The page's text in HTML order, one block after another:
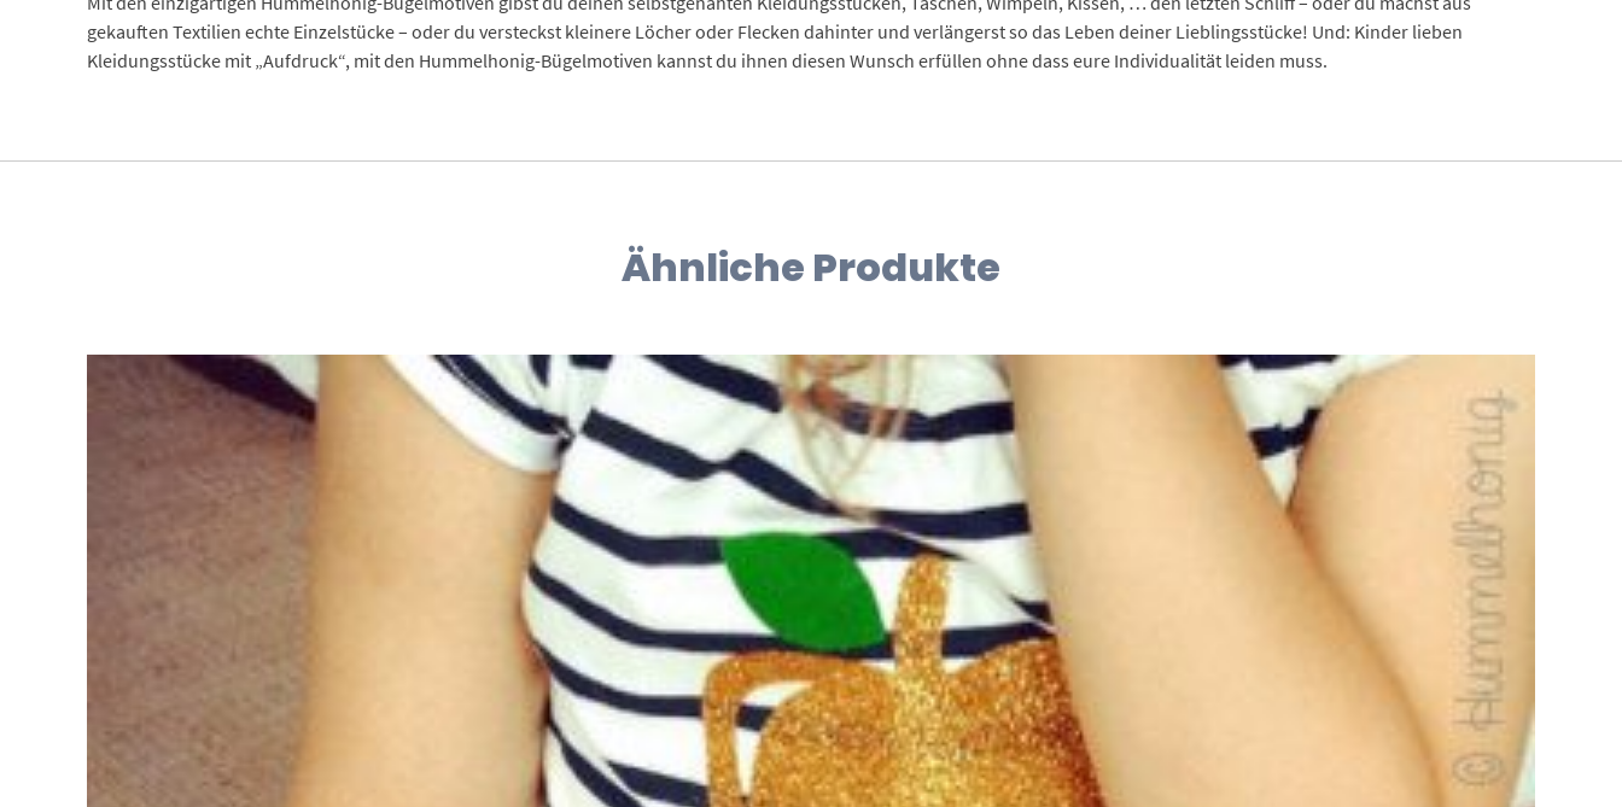
gekauften Textilien echte Einzelstücke – oder du versteckst kleinere Löcher oder Flecken dahinter und verlängerst so das Leben deiner Lieblingsstücke! Und: Kinder lieben
Kleidungsstücke mit „Aufdruck“, mit den Hummelhonig-Bügelmotiven kannst du ihnen diesen Wunsch erfüllen ohne dass eure Individualität leiden muss.
Ähnliche Produkte